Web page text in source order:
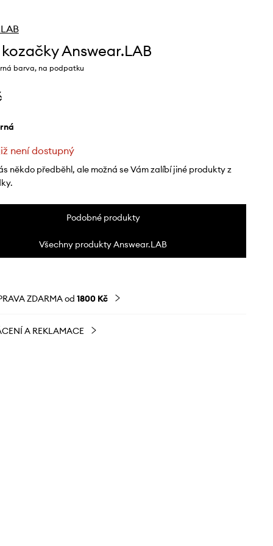
Answear.LAB
barva, na podpatku
není dostupný
někdo předběhl, ale možná se Vám zalíbí jiné produkty z
Podobné produkty
Všechny produkty Answear.LAB
ZDARMA od 1800 Kč
A REKLAMACE